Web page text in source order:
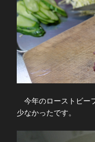
今年のローストビー
少なかったです。